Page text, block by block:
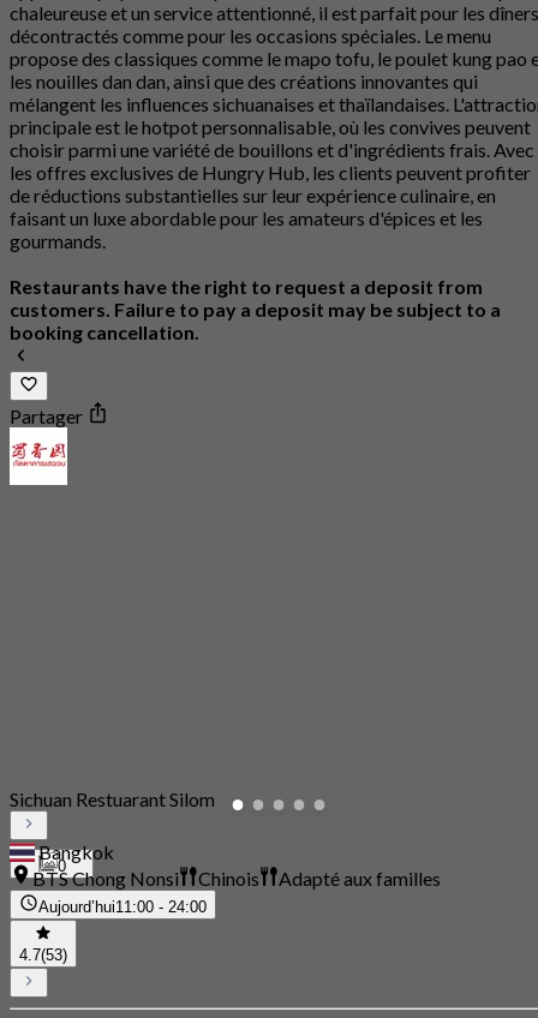
chaleureuse et un service attentionné, il est parfait pour les dîners
décontractés comme pour les occasions spéciales. Le menu
propose des classiques comme le mapo tofu, le poulet kung pao
les nouilles dan dan, ainsi que des créations innovantes qui
mélangent les influences sichuanaises et thaïlandaises.
principale est le hotpot personnalisable, où les convives peuvent
choisir parmi une variété de bouillons et d'ingrédients frais. Avec
les offres exclusives de Hungry Hub, les clients peuvent profiter
de réductions substantielles sur leur expérience culinaire, en
faisant un luxe abordable pour les amateurs d'épices et les
gourmands.
Restaurants have the right to request a deposit from
customers. Failure to pay a deposit may be subject to a
booking cancellation.
Partager
0
Sichuan Restuarant Silom
Bangkok
BTS Chong Nonsi
Chinois Adapté aux familles
Aujourd’hui11:00 - 24:00
4.7(53)